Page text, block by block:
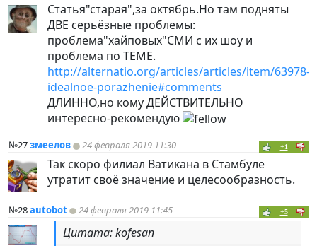
Статья"старая",за октябрь.Но там подняты
ДВЕ серьёзные проблемы:
проблема"хайповых"СМИ с их шоу и
проблема по ТЕМЕ.
http://alternatio.org/articles/articles/item/63978-
idealnoe-porazhenie#comments
ДЛИННО,но кому ДЕЙСТВИТЕЛЬНО
интересно-рекомендую
№27змеелов 24 февраля 2019 11:30 +1
Так скоро филиал Ватикана в Стамбуле
утратит своё значение и целесообразность.
№28autobot 24 февраля 2019 11:45 +5
Цитата: kofesan